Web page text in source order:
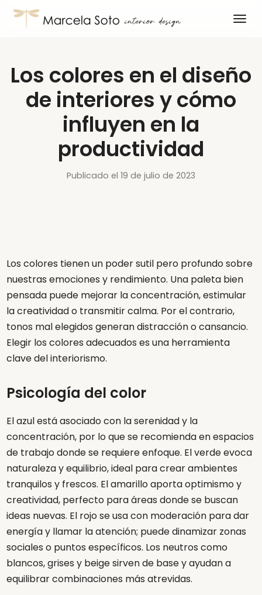
Los colores en el diseño
de interiores y cómo
influyen en la
productividad
Publicado el 19 de julio de 2023
Los colores tienen un poder sutil pero profundo sobre
nuestras emociones y rendimiento. Una paleta bien
pensada puede mejorar la concentración, estimular
la creatividad o transmitir calma. Por el contrario,
tonos mal elegidos generan distracción o cansancio.
Elegir los colores adecuados es una herramienta
clave del interiorismo.
Psicología del color
El azul está asociado con la serenidad y la
concentración, por lo que se recomienda en espacios
de trabajo donde se requiere enfoque. El verde evoca
naturaleza y equilibrio, ideal para crear ambientes
tranquilos y frescos. El amarillo aporta optimismo y
creatividad, perfecto para áreas donde se buscan
ideas nuevas. El rojo se usa con moderación para dar
energía y llamar la atención; puede dinamizar zonas
sociales o puntos específicos. Los neutros como
blancos, grises y beige sirven de base y ayudan a
equilibrar combinaciones más atrevidas.